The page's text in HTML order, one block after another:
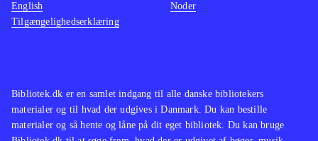
Bibliotek.dk er en samlet indgang til alle danske bibliotekers
materialer og til hvad der udgives i Danmark. Du kan bestille
materialer og så hente og låne på dit eget bibliotek. Du kan bruge
English
Tilgængelighedserklæring
Noder